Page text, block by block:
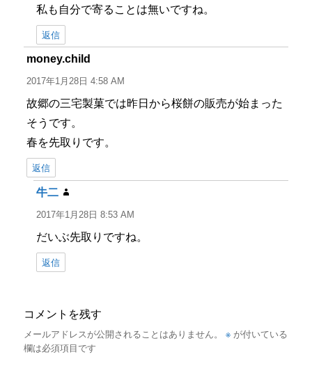
私も自分で寄ることは無いですね。
返信
money.child
り:
2017年1月28日 4:58 AM
故郷の三宅製菓では昨日から桜餅の販売が始まった
そうです。
春を先取りです。
返信
牛二
り:
2017年1月28日 8:53 AM
だいぶ先取りですね。
返信
コメントを残す
メールアドレスが公開されることはありません。 ※ が付いている
欄は必須項目です